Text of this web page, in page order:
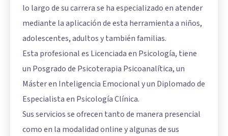
lo largo de su carrera se ha especializado en atender
mediante la aplicación de esta herramienta a niños,
adolescentes, adultos y también familias.
Esta profesional es Licenciada en Psicología, tiene
un Posgrado de Psicoterapia Psicoanalítica, un
Máster en Inteligencia Emocional y un Diplomado de
Especialista en Psicología Clínica.
Sus servicios se ofrecen tanto de manera presencial
como en la modalidad online y algunas de sus